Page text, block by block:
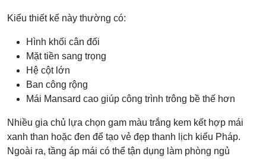
Kiểu thiết kế này thường có:
Hình khối cân đối
Mặt tiền sang trọng
Hệ cột lớn
Ban công rộng
Mái Mansard cao giúp công trình trông bề thế hơn
Nhiều gia chủ lựa chọn gam màu trắng kem kết hợp mái
xanh than hoặc đen để tạo vẻ đẹp thanh lịch kiểu Pháp.
Ngoài ra, tầng áp mái có thể tận dụng làm phòng ngủ